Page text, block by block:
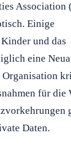
Association
Einige
und das
eine
Organisation
für die
Daten.